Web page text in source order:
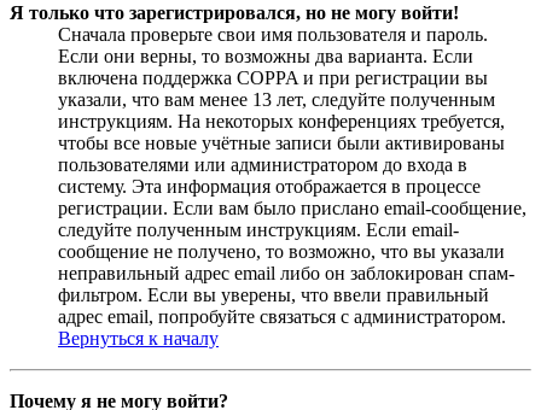
Я только что зарегистрировался, но не могу войти!
Сначала проверьте свои имя пользователя и пароль.
Если они верны, то возможны два варианта. Если
включена поддержка COPPA и при регистрации вы
указали, что вам менее 13 лет, следуйте полученным
инструкциям. На некоторых конференциях требуется,
чтобы все новые учётные записи были активированы
пользователями или администратором до входа в
систему. Эта информация отображается в процессе
регистрации. Если вам было прислано email-сообщение,
следуйте полученным инструкциям. Если email-
сообщение не получено, то возможно, что вы указали
неправильный адрес email либо он заблокирован спам-
фильтром. Если вы уверены, что ввели правильный
адрес email, попробуйте связаться с администратором.
Вернуться к началу
Почему я не могу войти?